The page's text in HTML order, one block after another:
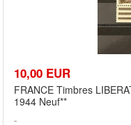
10,00 EUR
FRANCE Timbres
1944 Neuf**